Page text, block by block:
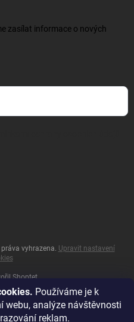
Používáme je k
webu, analýze návštěvnosti
reklam.
zasílat informace o nových
Shoptet
vyhrazena. Upravit nastavení